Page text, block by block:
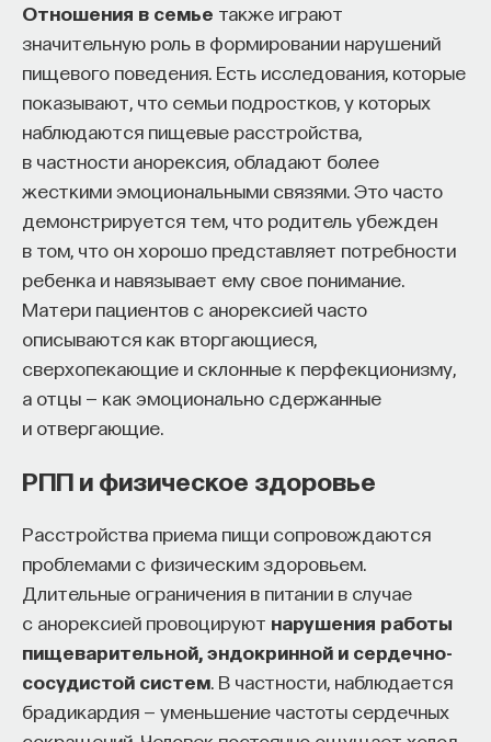
Отношения в семье также играют
значительную роль в формировании нарушений
пищевого поведения. Есть исследования, которые
показывают, что семьи подростков, у которых
наблюдаются пищевые расстройства,
в частности анорексия, обладают более
жесткими эмоциональными связями. Это часто
демонстрируется тем, что родитель убежден
в том, что он хорошо представляет потребности
ребенка и навязывает ему свое понимание.
Матери пациентов с анорексией часто
описываются как вторгающиеся,
сверхопекающие и склонные к перфекционизму,
а отцы — как эмоционально сдержанные
и отвергающие.
РПП и физическое здоровье
Расстройства приема пищи сопровождаются
проблемами с физическим здоровьем.
Длительные ограничения в питании в случае
с анорексией провоцируют нарушения работы
пищеварительной, эндокринной и сердечно-
сосудистой систем . В частности, наблюдается
брадикардия — уменьшение частоты сердечных